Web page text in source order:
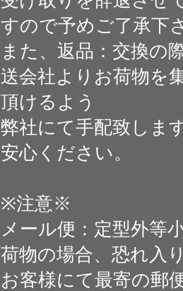
すので予めご了承下
また、返品：交換の
送会社よりお荷物を
頂けるよう
弊社にて手配致しま
安心ください。
※注意※
メール便：定型外等
荷物の場合、恐れ入
お客様にて最寄の郵